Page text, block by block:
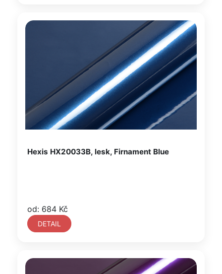
Hexis HX20033B, lesk, Firnament Blue
od: 684 Kč
DETAIL